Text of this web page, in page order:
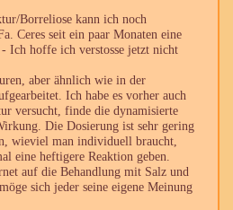
Borreliose kann ich noch
Ceres seit ein paar Monaten eine
Ich hoffe ich verstosse jetzt nicht
aber ähnlich wie in der
Ich habe es vorher auch
versucht, finde die dynamisierte
Die Dosierung ist sehr gering
wieviel man individuell braucht,
eine heftigere Reaktion geben.
auf die Behandlung mit Salz und
sich jeder seine eigene Meinung